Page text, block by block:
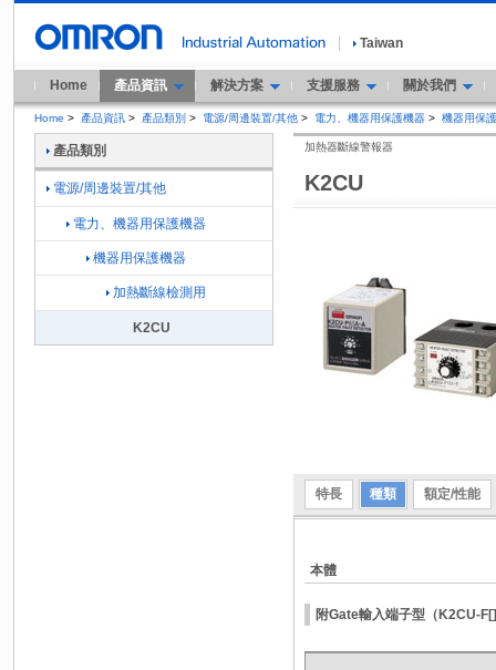
Taiwan
Home 產品資訊 解決方案 支援服務 關於我們
Home > 產品資訊 > 產品類別 > 電源/周邊裝置/其他 > 電力、機器用保護機器 > 機器用保
K2CU
加熱器斷線警報器
特長 種類 額定/性能
本體
附Gate輸入端子型（K2CU-
產品類別
電源/周邊裝置/其他
電力、機器用保護機器
機器用保護機器
加熱斷線檢測用
K2CU